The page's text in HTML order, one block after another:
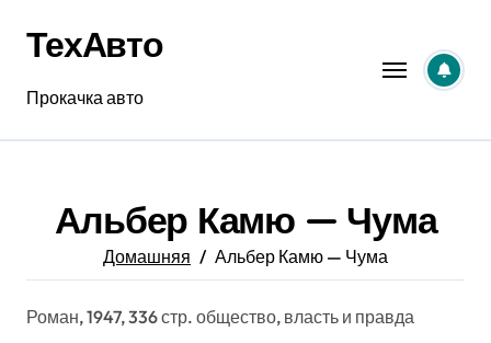
содержанию
ТехАвто
Прокачка авто
Альбер Камю — Чума
Домашняя Альбер Камю — Чума
Роман, 1947, 336 стр. общество, власть и правда